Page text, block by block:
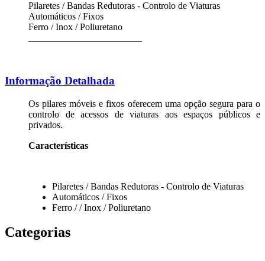
Pilaretes / Bandas Redutoras - Controlo de Viaturas
Automáticos / Fixos
Ferro / Inox / Poliuretano
Informação Detalhada
Os pilares móveis e fixos oferecem uma opção segura para o
controlo de acessos de viaturas aos espaços públicos e
privados.
Características
Pilaretes / Bandas Redutoras - Controlo de Viaturas
Automáticos / Fixos
Ferro / / Inox / Poliuretano
Categorias